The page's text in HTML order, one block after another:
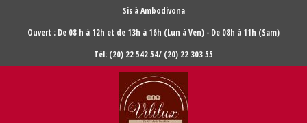
Sis à Ambodivona
Ouvert : De 08 h à 12h et de 13h à 16h (Lun à Ven) - De 08h à 11h (Sam)
Tél: (20) 22 542 54/ (20) 22 303 55